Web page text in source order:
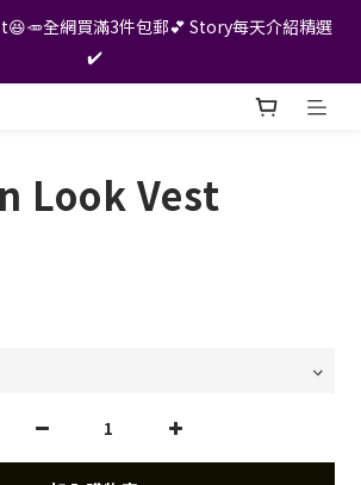
全網買滿3件包郵💕 Story每天介紹精選
✔️
Look Vest